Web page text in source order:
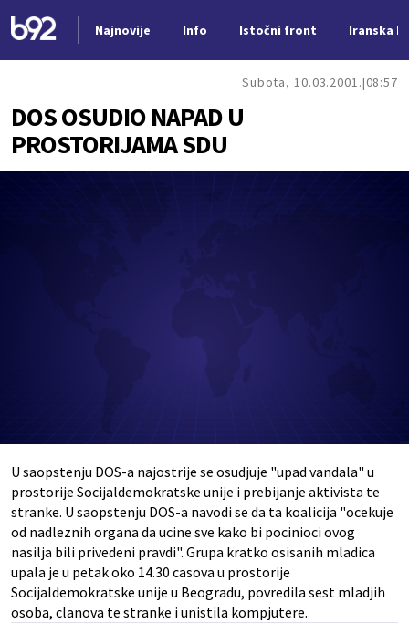
Najnovije Info Istočni front Iranska
Subota, 10.03.2001. 08:57
DOS OSUDIO NAPAD U
PROSTORIJAMA SDU
U saopstenju DOS-a najostrije se osudjuje "upad vandala" u
prostorije Socijaldemokratske unije i prebijanje aktivista te
stranke. U saopstenju DOS-a navodi se da ta koalicija "ocekuje
od nadleznih organa da ucine sve kako bi pocinioci ovog
nasilja bili privedeni pravdi". Grupa kratko osisanih mladica
upala je u petak oko 14.30 casova u prostorije
Socijaldemokratske unije u Beogradu, povredila sest mladjih
osoba, clanova te stranke i unistila kompjutere.